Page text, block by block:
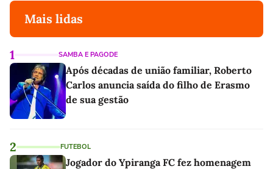
Mais lidas
1 SAMBA E PAGODE
Após décadas de união familiar, Roberto
Carlos anuncia saída do filho de Erasmo
de sua gestão
2 FUTEBOL
Jogador do Ypiranga FC fez homenagem